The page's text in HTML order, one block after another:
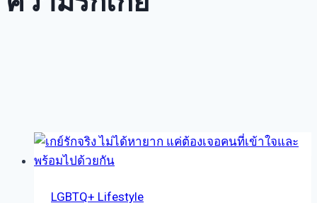
LGBTQ+ Lifestyle